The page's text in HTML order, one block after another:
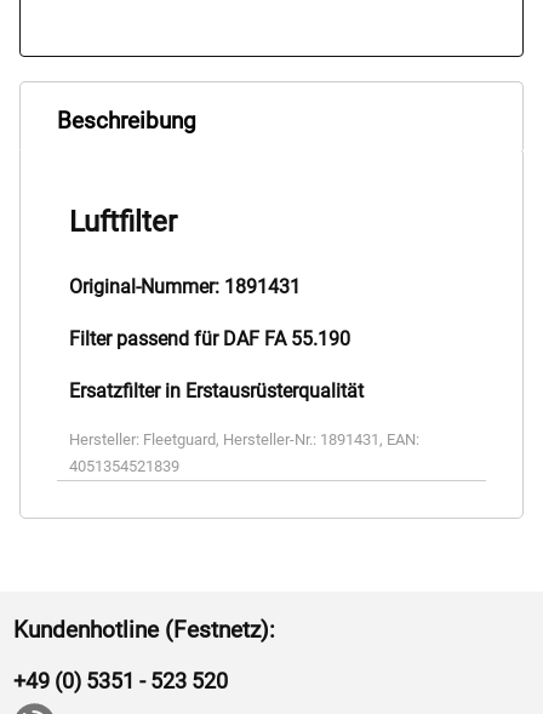
Beschreibung
Luftfilter
Original-Nummer: 1891431
Filter passend für DAF FA 55.190
Ersatzfilter in Erstausrüsterqualität
Hersteller: Fleetguard , Hersteller-Nr.: 1891431 , EAN:
4051354521839
Kundenhotline (Festnetz):
+49 (0) 5351 - 523 520